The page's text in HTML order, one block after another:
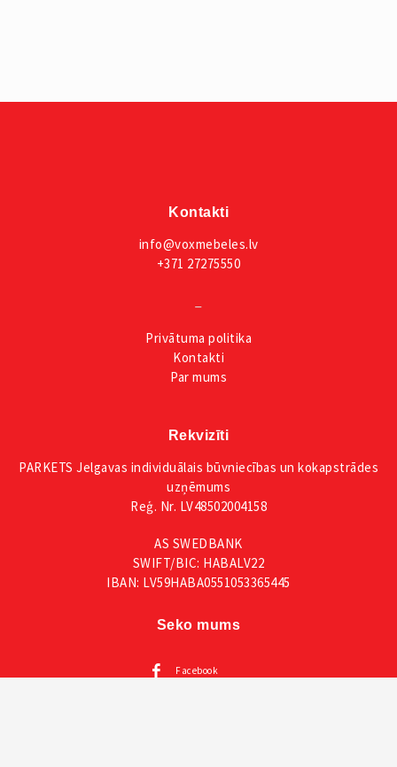
Kontakti
info@voxmebeles.lv
+371 27275550
Privātuma politika
Kontakti
Par mums
Rekvizīti
PARKETS Jelgavas individuālais būvniecības un kokapstrādes
uzņēmums
Reģ. Nr. LV48502004158
AS SWEDBANK
SWIFT/BIC: HABALV22
IBAN: LV59HABA0551053365445
Seko mums
Facebook